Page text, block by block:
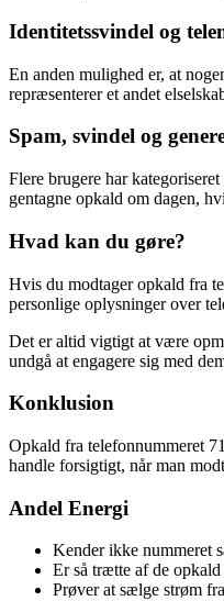
Identitetssvindel og
En anden mulighed er, at
repræsenterer et andet
Spam, svindel og
Flere brugere har
gentagne opkald om dagen,
Hvad kan du gøre?
Hvis du modtager opkald fra
personlige oplysninger over
Det er altid vigtigt at være
undgå at engagere sig med
Konklusion
Opkald fra telefonnummeret
handle forsigtigt, når man
Andel Energi
Kender ikke nummeret
Er så trætte af de
Prøver at sælge strøm